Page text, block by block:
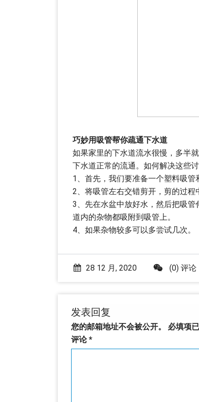
巧妙用吸管帮你疏通下水道
如果家里的下水道流水很慢，多半
下水道正常的流通。如何解决这些
1、首先，我们要准备一个塑料吸管
2、将吸管左右交错剪开，剪的过程
3、先在水盆中放好水，然后把吸
道内的杂物都吸附到吸管上。
4、如果杂物较多可以多尝试几次。
28 12 月, 2020 (0) 评论
发表回复
您的邮箱地址不会被公开。 必填项
评论*